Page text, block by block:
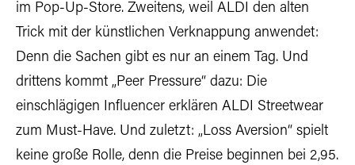
im Pop-Up-Store. Zweitens, weil ALDI den alten
Trick mit der künstlichen Verknappung anwendet:
Denn die Sachen gibt es nur an einem Tag. Und
drittens kommt „Peer Pressure“ dazu: Die
einschlägigen Influencer erklären ALDI Streetwear
zum Must-Have. Und zuletzt: „Loss Aversion“ spielt
keine große Rolle, denn die Preise beginnen bei 2,95.